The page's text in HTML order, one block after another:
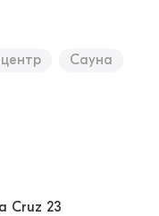
Сауна
Cruz 23